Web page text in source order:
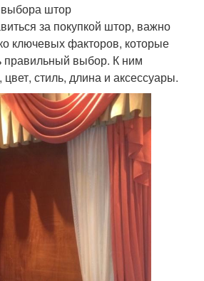
штор
за покупкой штор, важно
ключевых факторов, которые
правильный выбор. К ним
стиль, длина и аксессуары.